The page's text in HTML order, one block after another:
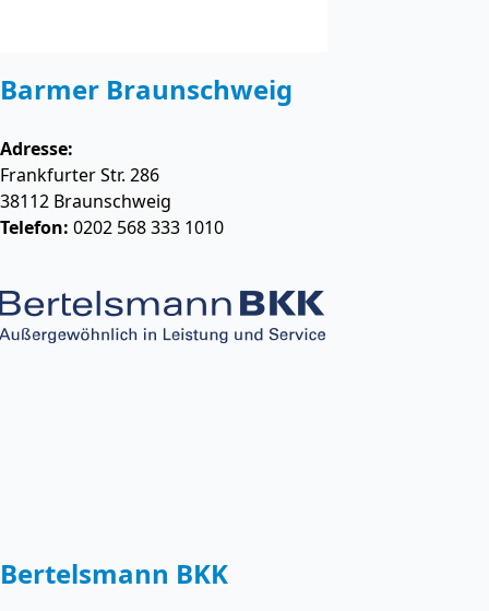
Barmer Braunschweig
Adresse:
Frankfurter Str. 286
38112 Braunschweig
Telefon: 0202 568 333 1010
Bertelsmann BKK